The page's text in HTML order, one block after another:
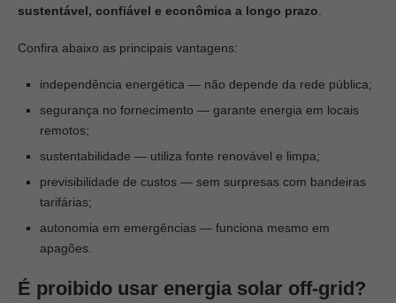
sustentável, confiável e econômica a longo prazo
Confira abaixo as principais vantagens:
independência energética — não depende da rede pública;
segurança no fornecimento — garante energia em locais
remotos;
sustentabilidade — utiliza fonte renovável e limpa;
previsibilidade de custos — sem surpresas com bandeiras
tarifárias;
autonomia em emergências — funciona mesmo em
apagões.
É proibido usar energia solar off-grid?